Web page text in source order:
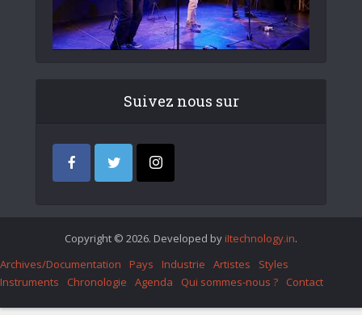
Suivez nous sur
Copyright © 2026. Developed by iItechnology.in.
Archives/Documentation
Pays Industrie Artistes
Styles
Instruments
Chronologie Agenda Qui sommes-nous ? Contact